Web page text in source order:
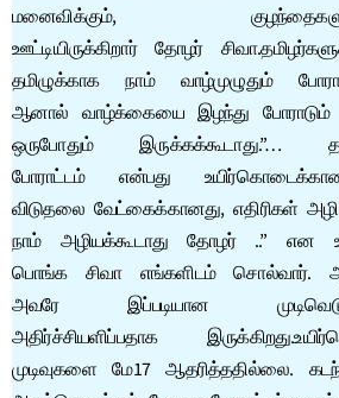
மனைவிக்கும்,
ஊட்டியிருக்கிறார் தோழர்
தமிழுக்காக நாம் வாழ்முழுதும்
ஆனால் வாழ்க்கையை இழந்து போராடும்
ஒருபோதும் இருக்கக்கூடாது.”…
போராட்டம் என்பது
விடுதலை வேட்கைக்கானது, எதிரிகள்
நாம் அழியக்கூடாது தோழர் ..” என
பொங்க சிவா எங்களிடம் சொல்வார்.
அவரே இப்படியான
அதிர்ச்சியளிப்பதாக
முடிவுகளை மே17 ஆதரித்ததில்லை.